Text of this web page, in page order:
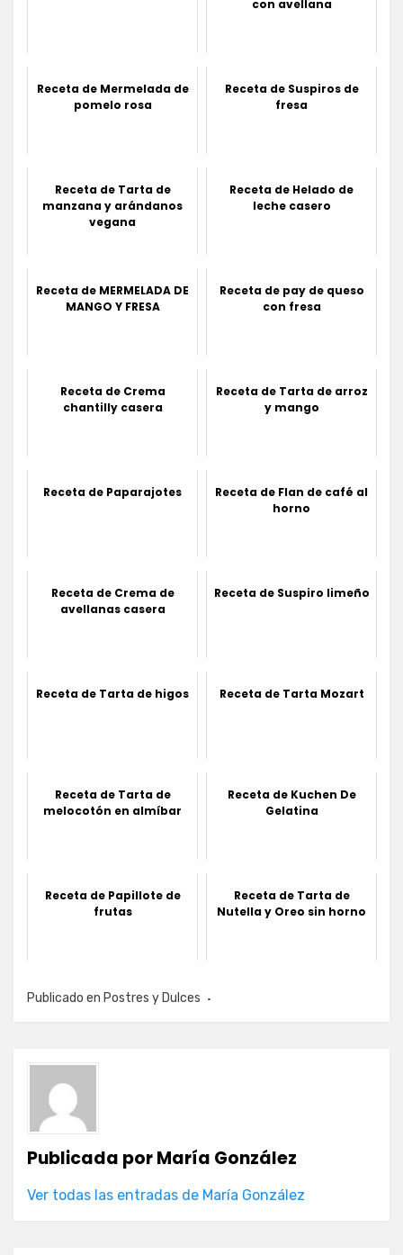
con avellana
Receta de Mermelada de
pomelo rosa
Receta de Suspiros de
fresa
Receta de Tarta de
manzana y arándanos
vegana
Receta de Helado de
leche casero
Receta de MERMELADA DE
MANGO Y FRESA
Receta de pay de queso
con fresa
Receta de Crema
chantilly casera
Receta de Tarta de arroz
y mango
Receta de Paparajotes
Receta de Flan de café al
horno
Receta de Crema de
avellanas casera
Receta de Suspiro limeño
Receta de Tarta de higos Receta de Tarta Mozart
Receta de Tarta de
melocotón en almíbar
Receta de Kuchen De
Gelatina
Receta de Papillote de
frutas
Receta de Tarta de
Nutella y Oreo sin horno
Publicado en Postres y Dulces
Publicada porMaría González
Ver todas las entradas de María González